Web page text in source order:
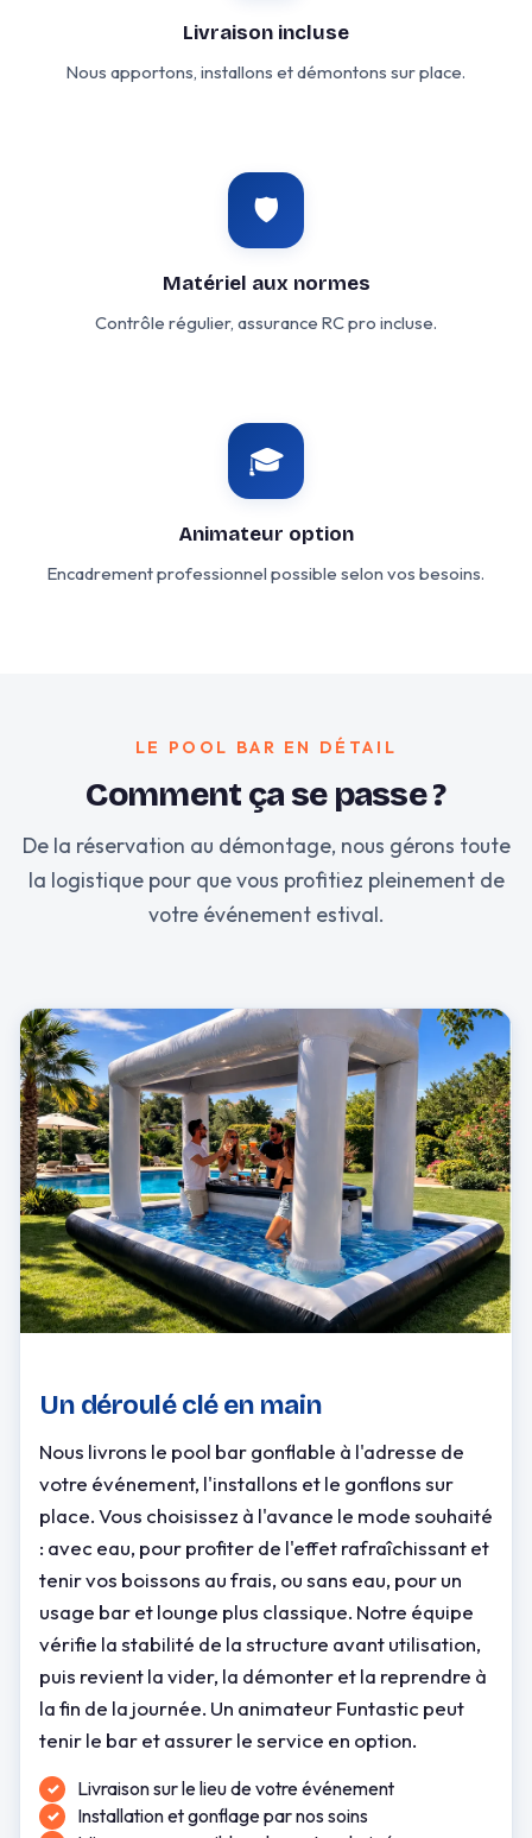
Livraison incluse
Nous apportons, installons et démontons sur place.
🛡️
Matériel aux normes
Contrôle régulier, assurance RC pro incluse.
🎓
Animateur option
Encadrement professionnel possible selon vos besoins.
LE POOL BAR EN DÉTAIL
Comment ça se passe ?
De la réservation au démontage, nous gérons toute
la logistique pour que vous profitiez pleinement de
votre événement estival.
Un déroulé clé en main
Nous livrons le pool bar gonflable à l'adresse de
votre événement, l'installons et le gonflons sur
place. Vous choisissez à l'avance le mode souhaité
: avec eau, pour profiter de l'effet rafraîchissant et
tenir vos boissons au frais, ou sans eau, pour un
usage bar et lounge plus classique. Notre équipe
vérifie la stabilité de la structure avant utilisation,
puis revient la vider, la démonter et la reprendre à
la fin de la journée. Un animateur Funtastic peut
tenir le bar et assurer le service en option.
Livraison sur le lieu de votre événement
Installation et gonflage par nos soins